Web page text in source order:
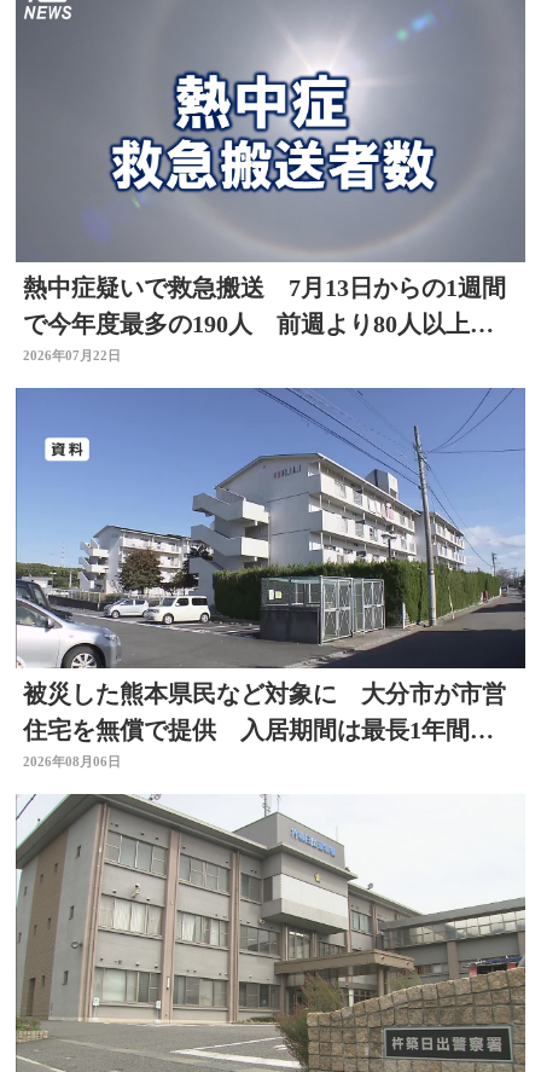
熱中症疑いで救急搬送 7月13日からの1週間
で今年度最多の190人 前週より80人以上
増 大分
2026年07月22日
被災した熊本県民など対象に 大分市が市営
住宅を無償で提供 入居期間は最長1年間
【令和8年熊本地震】
2026年08月06日